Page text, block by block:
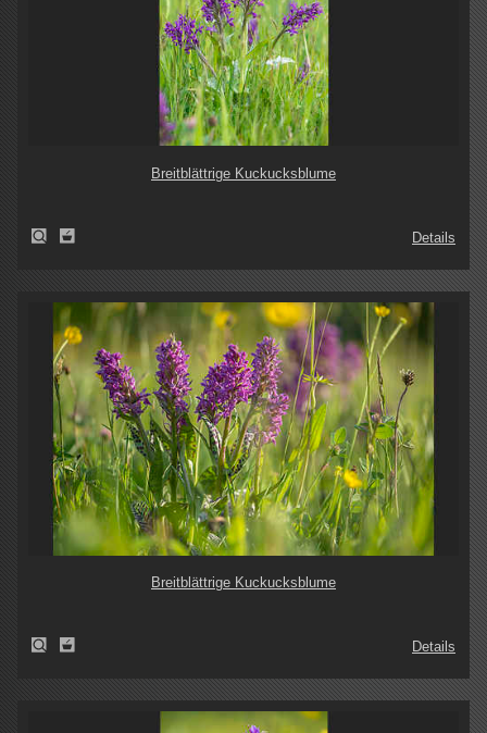
Breitblättrige Kuckucksblume
Details
Breitblättrige Kuckucksblume
Details